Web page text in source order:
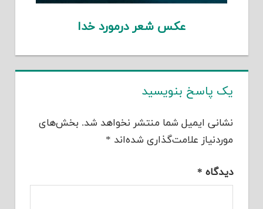
عکس شعر درمورد خدا
یک پاسخ بنویسید
نشانی ایمیل شما منتشر نخواهد شد. بخش‌های
موردنیاز علامت‌گذاری شده‌اند *
دیدگاه *